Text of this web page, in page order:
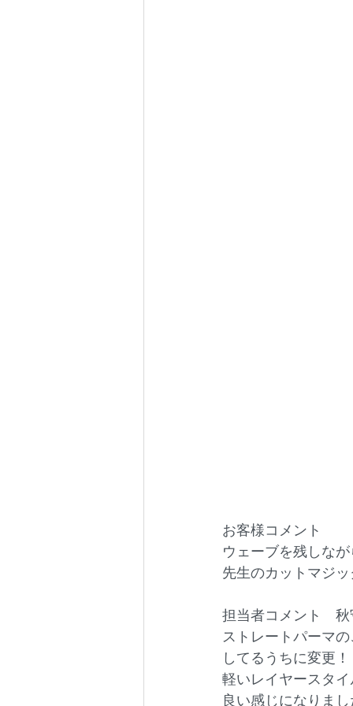
お客様コメント
ウェーブを残しな
先生のカットマジ
担当者コメント　秋
ストレートパーマ
してるうちに変更！
軽いレイヤースタ
良い感じになりま